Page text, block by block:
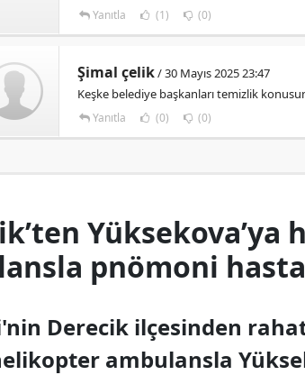
Yanıtla (1) (0)
Şimal çelik/ 30 Mayıs 2025 23:47
Keşke belediye başkanları temizlik
Yanıtla (0) (0)
Yüksekova’ya
pnömoni
Derecik ilçesinden
ambulansla